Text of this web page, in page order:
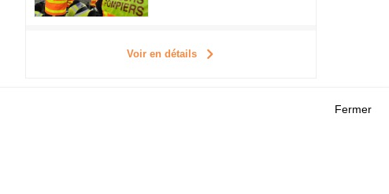
Voir en détails
Fermer